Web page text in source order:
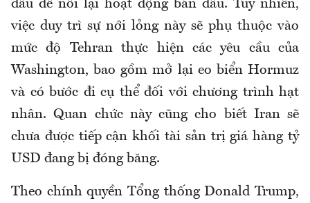
đầu để nối lại hoạt động bán dầu. Tuy nhiên,
việc duy trì sự nới lỏng này sẽ phụ thuộc vào
mức độ Tehran thực hiện các yêu cầu của
Washington, bao gồm mở lại eo biển Hormuz
và có bước đi cụ thể đối với chương trình hạt
nhân. Quan chức này cũng cho biết Iran sẽ
chưa được tiếp cận khối tài sản trị giá hàng tỷ
USD đang bị đóng băng.
Theo chính quyền Tổng thống Donald Trump,